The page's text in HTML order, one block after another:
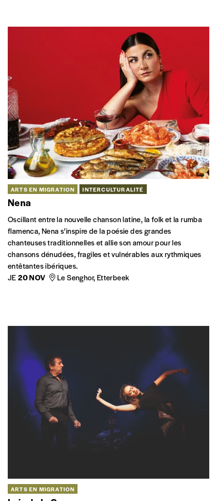
ARTS EN MIGRATION INTERCULTURALITÉ
Nena
Oscillant entre la nouvelle chanson latine, la folk et la rumba
flamenca, Nena s’inspire de la poésie des grandes
chanteuses traditionnelles et allie son amour pour les
chansons dénudées, fragiles et vulnérables aux rythmiques
entêtantes ibériques.
JE20 NOV Le Senghor, Etterbeek
ARTS EN MIGRATION